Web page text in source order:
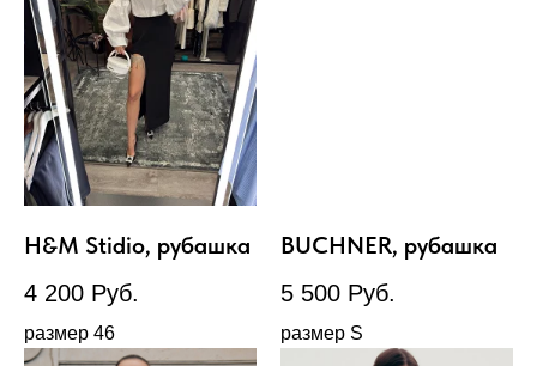
H&M Stidio, рубашка
4 200 Руб.
размер 46
BUCHNER, рубашка
5 500 Руб.
размер S